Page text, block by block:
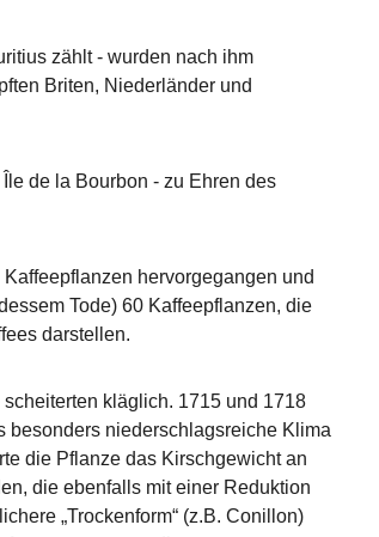
zählt - wurden nach ihm
Briten, Niederländer und
de la Bourbon - zu Ehren des
hervorgegangen und
Tode) 60 Kaffeepflanzen, die
darstellen.
kläglich. 1715 und 1718
besonders niederschlagsreiche Klima
die Pflanze das Kirschgewicht an
die ebenfalls mit einer Reduktion
„Trockenform“ (z.B. Conillon)